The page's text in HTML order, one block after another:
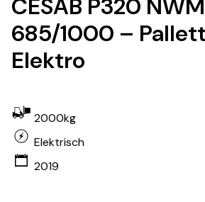
CESAB P320
685/1000 –
Elektro
2000kg
Elektrisch
2019